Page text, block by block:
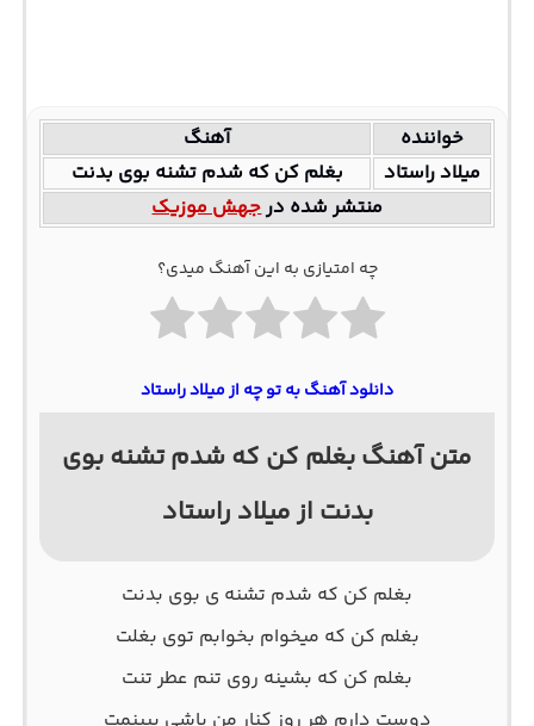
خواننده
آهنگ
میلاد راستاد
بغلم کن که شدم تشنه بوی بدنت
منتشر شده درجهش موزیک
چه امتیازی به این آهنگ میدی؟
دانلود آهنگ به تو چه از میلاد راستاد
متن آهنگ بغلم کن که شدم تشنه بوی
بدنت از میلاد راستاد
ﺑﻐﻠﻢ ﻛﻦ ﻛﻪ ﺷﺪم ﺗﺸﻨﻪ ی ﺑﻮی ﺑﺪﻧﺖ
ﺑﻐﻠﻢ ﻛﻦ ﻛﻪ ﻣﻴﺨﻮام ﺑﺨﻮاﺑﻢ ﺗﻮی ﺑﻐﻠﺖ
ﺑﻐﻠﻢ ﻛﻦ ﻛﻪ ﺑﺸﻴﻨﻪ روی ﺗﻨﻢ ﻋﻄﺮ ﺗﻨﺖ